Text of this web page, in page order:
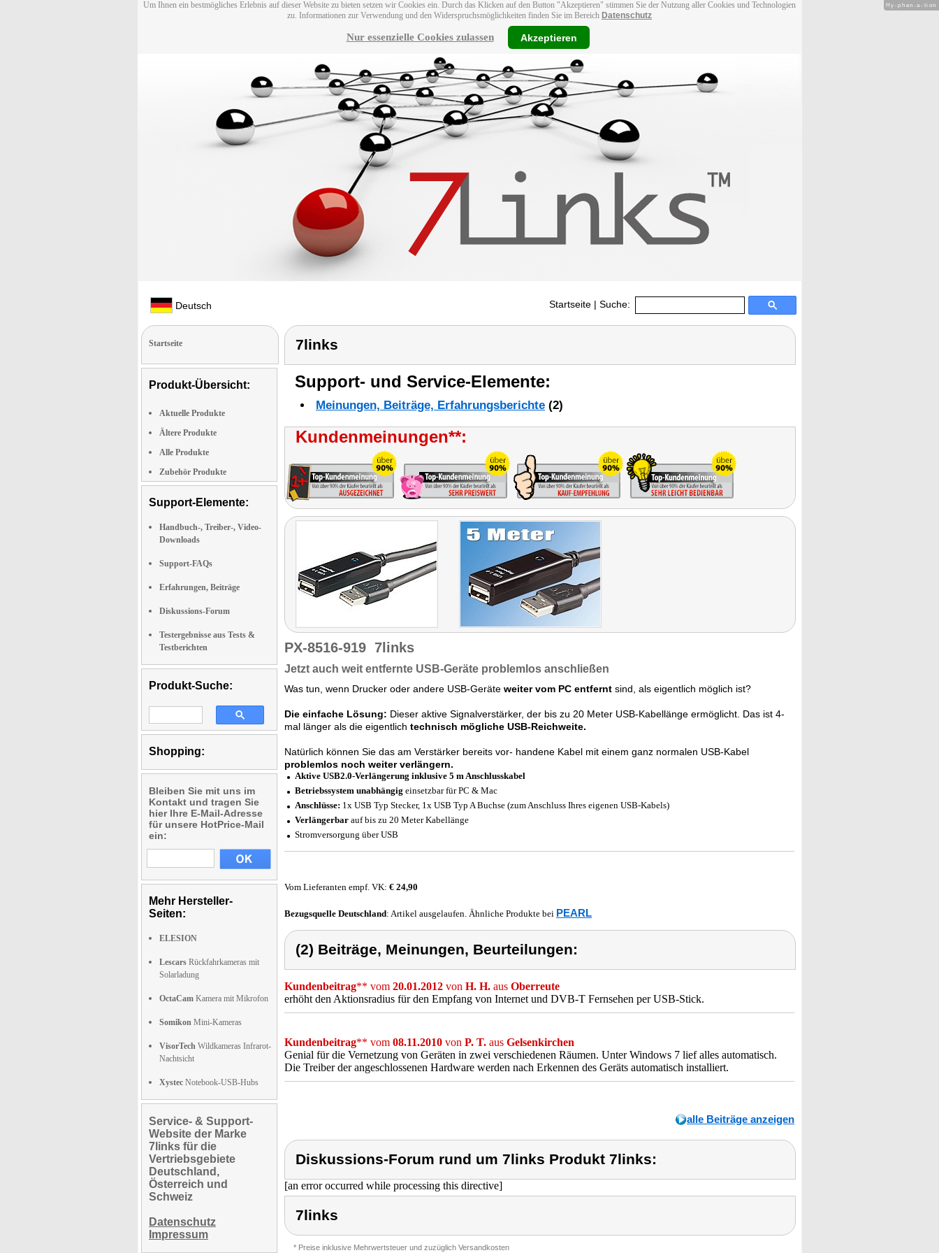
Um Ihnen ein bestmögliches Erlebnis auf dieser Website zu bieten setzen wir Cookies ein. Durch das Klicken auf den Button "Akzeptieren" stimmen Sie der Nutzung aller Cookies und Technologien
zu. Informationen zur Verwendung und den Widerspruchsmöglichkeiten finden Sie im Bereich Datenschutz
Nur essenzielle Cookies zulassen Akzeptieren
Deutsch Startseite | Suche:
Startseite
Produkt-Übersicht:
Aktuelle Produkte
Ältere Produkte
Alle Produkte
Zubehör Produkte
Support-Elemente:
Handbuch-, Treiber-, Video-
Downloads
Support-FAQs
Erfahrungen, Beiträge
Diskussions-Forum
Testergebnisse aus Tests &
Testberichten
Produkt-Suche:
Shopping:
Bleiben Sie mit uns im
Kontakt und tragen Sie
hier Ihre E-Mail-Adresse
für unsere HotPrice-Mail
ein:
Mehr Hersteller-
Seiten:
ELESION
Lescars Rückfahrkameras mit
Solarladung
OctaCam Kamera mit Mikrofon
Somikon Mini-Kameras
VisorTech Wildkameras Infrarot-
Nachtsicht
Xystec Notebook-USB-Hubs
Service- & Support-
Website der Marke
7links für die
Vertriebsgebiete
Deutschland,
Österreich und
Schweiz
Datenschutz
Impressum
7links
Support- und Service-Elemente:
Meinungen, Beiträge, Erfahrungsberichte (2)
Kundenmeinungen**:
PX-8516-919 7links
Jetzt auch weit entfernte USB-Geräte problemlos anschließen
Was tun, wenn Drucker oder andere USB-Geräte weiter vom PC entfernt sind, als eigentlich möglich ist?
Die einfache Lösung: Dieser aktive Signalverstärker, der bis zu 20 Meter USB-Kabellänge ermöglicht. Das ist 4-
mal länger als die eigentlich technisch mögliche USB-Reichweite.
Natürlich können Sie das am Verstärker bereits vor- handene Kabel mit einem ganz normalen USB-Kabel
problemlos noch weiter verlängern.
Aktive USB2.0-Verlängerung inklusive 5 m Anschlusskabel
Betriebssystem unabhängig einsetzbar für PC & Mac
Anschlüsse: 1x USB Typ Stecker, 1x USB Typ A Buchse (zum Anschluss Ihres eigenen USB-Kabels)
Verlängerbar auf bis zu 20 Meter Kabellänge
Stromversorgung über USB
Vom Lieferanten empf. VK: € 24,90
Bezugsquelle Deutschland: Artikel ausgelaufen. Ähnliche Produkte bei PEARL
(2) Beiträge, Meinungen, Beurteilungen:
Kundenbeitrag** vom 20.01.2012 von H. H. aus Oberreute
erhöht den Aktionsradius für den Empfang von Internet und DVB-T Fernsehen per USB-Stick.
Kundenbeitrag** vom 08.11.2010 von P. T. aus Gelsenkirchen
Genial für die Vernetzung von Geräten in zwei verschiedenen Räumen. Unter Windows 7 lief alles automatisch.
Die Treiber der angeschlossenen Hardware werden nach Erkennen des Geräts automatisch installiert.
alle Beiträge anzeigen
Diskussions-Forum rund um 7links Produkt 7links:
[an error occurred while processing this directive]
7links
* Preise inklusive Mehrwertsteuer und zuzüglich Versandkosten
Hy-phen-a-tion